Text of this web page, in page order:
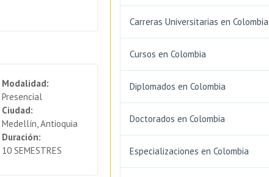
Modalidad:
Presencial
Ciudad:
Medellín, Antioquia
Duración:
10 SEMESTRES
Carreras Universitarias en Colombia
Cursos en Colombia
Diplomados en Colombia
Doctorados en Colombia
Especializaciones en Colombia